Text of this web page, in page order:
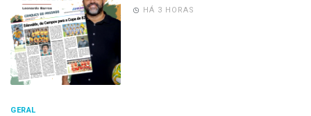
HÁ 3 HORAS
GERAL